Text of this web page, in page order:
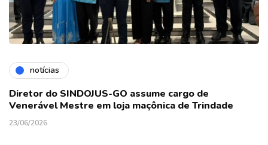
notícias
Diretor do SINDOJUS-GO assume cargo de
Venerável Mestre em loja maçônica de Trindade
23/06/2026